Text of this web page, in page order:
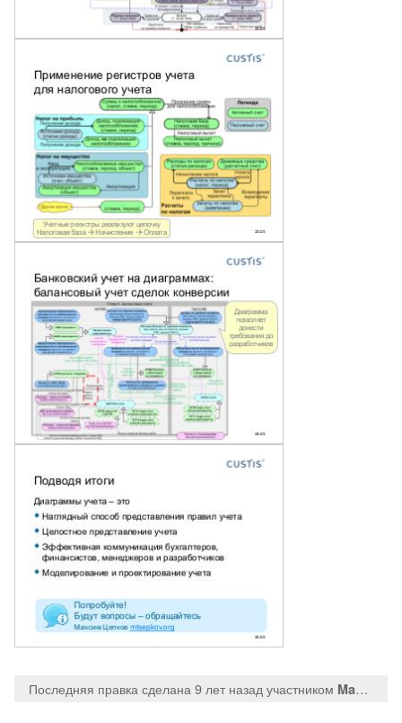
Последняя правка сделана 9 лет назад участником MaksTsepkov